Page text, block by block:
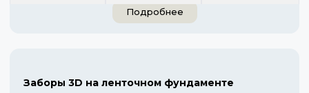
Подробнее
Заборы 3D на ленточном фундаменте